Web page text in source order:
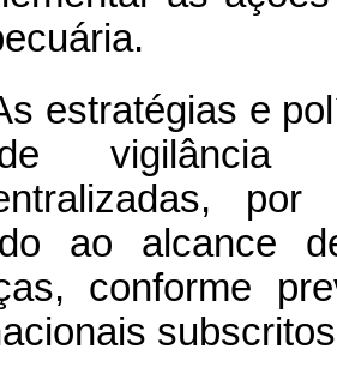
estratégias e
vigilância
ao alcance
conforme